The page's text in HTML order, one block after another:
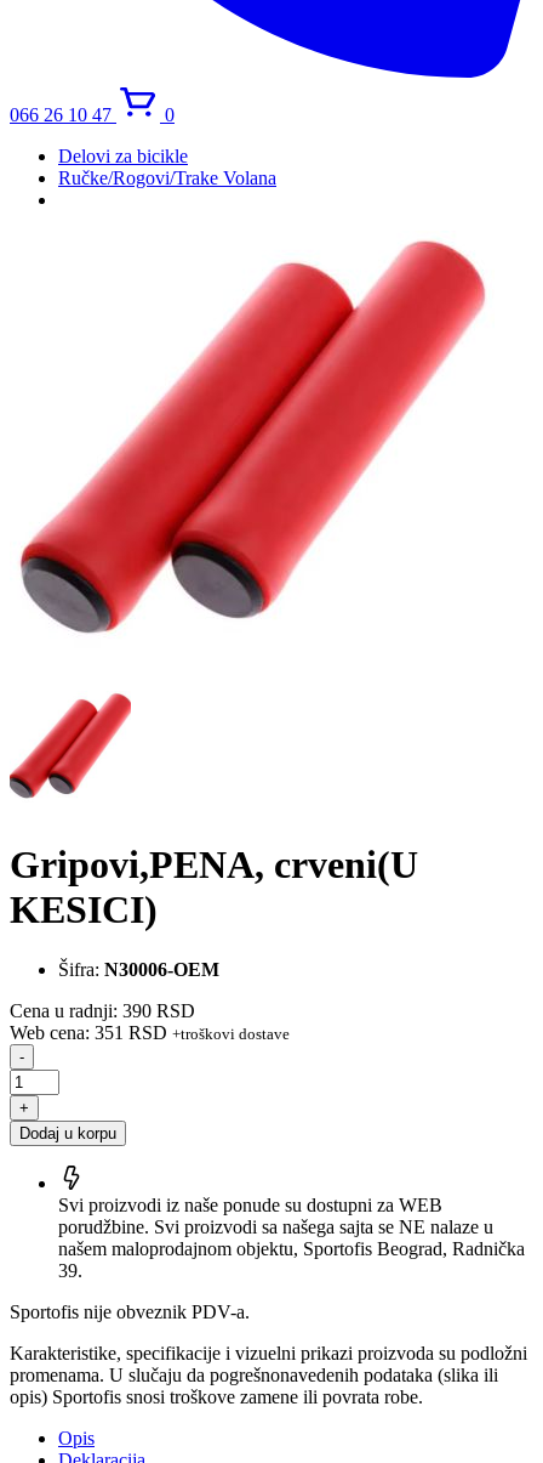
066 26 10 47
0
Delovi za bicikle
Ručke/Rogovi/Trake Volana
Gripovi,PENA, crveni(U
KESICI)
Šifra: N30006-OEM
Cena u radnji: 390 RSD
Web cena: 351 RSD +troškovi dostave
-
+
Dodaj u korpu
Svi proizvodi iz naše ponude su dostupni za WEB
porudžbine. Svi proizvodi sa našega sajta se NE nalaze u
našem maloprodajnom objektu, Sportofis Beograd, Radnička
39.
Sportofis nije obveznik PDV-a.
Karakteristike, specifikacije i vizuelni prikazi proizvoda su podložni
promenama. U slučaju da pogrešnonavedenih podataka (slika ili
opis) Sportofis snosi troškove zamene ili povrata robe.
Opis